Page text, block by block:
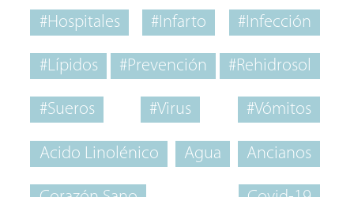
#Hospitales #Infarto #Infección
#Lípidos #Prevención #Rehidrosol
#Sueros #Virus #Vómitos
Acido Linolénico Agua Ancianos